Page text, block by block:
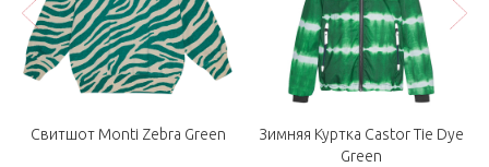
Свитшот Monti Zebra Green
Зимняя Куртка Castor Tie Dye
Green